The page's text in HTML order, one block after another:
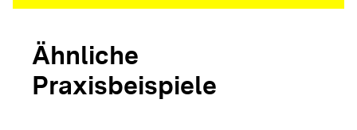
Ähnliche
Praxisbeispiele